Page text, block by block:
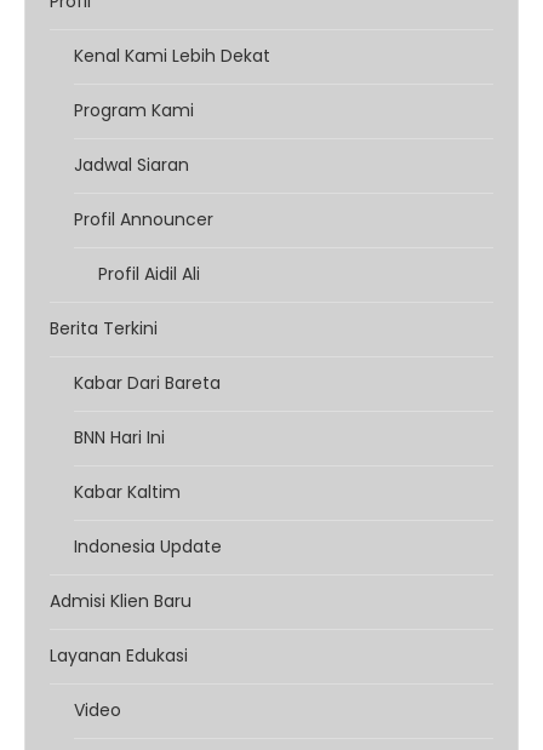
Kenal Kami Lebih Dekat
Program Kami
Jadwal Siaran
Profil Announcer
Profil Aidil Ali
Berita Terkini
Kabar Dari Bareta
BNN Hari Ini
Kabar Kaltim
Indonesia Update
Admisi Klien Baru
Layanan Edukasi
Video